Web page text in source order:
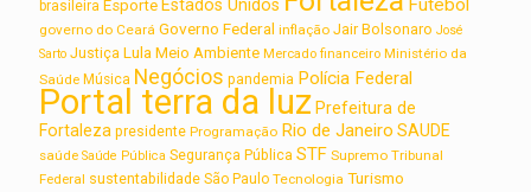
brasileira Esporte Estados Unidos Futebol
governo do Ceará Governo Federal inflação Jair Bolsonaro José
Sarto Justiça Lula Meio Ambiente Mercado financeiro Ministério da
Saúde Música Negócios pandemia Polícia Federal
Portal terra da luz Prefeitura de
Fortaleza presidente Programação Rio de Janeiro SAUDE
saúde Saúde Pública Segurança Pública STF Supremo Tribunal
Federal sustentabilidade São Paulo Tecnologia Turismo